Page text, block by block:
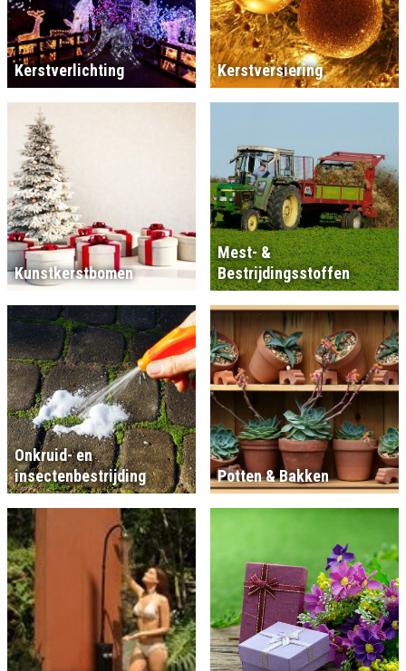
Kerstverlichting Kerstversiering
Kunstkerstbomen
Mest- &
Bestrijdingsstoffen
Onkruid- en
insectenbestrijding
Potten & Bakken